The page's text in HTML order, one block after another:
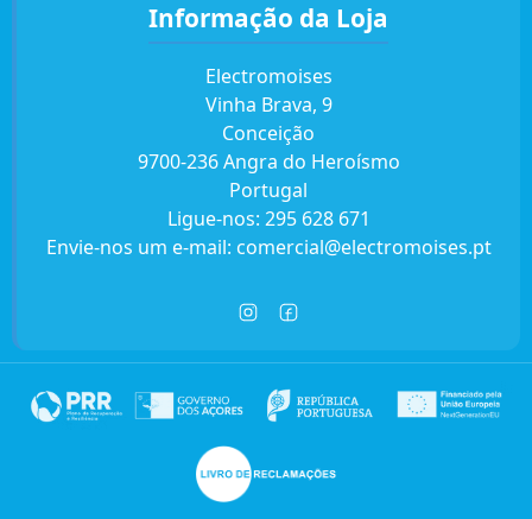
Informação da Loja
Electromoises
Vinha Brava, 9
Conceição
9700-236 Angra do Heroísmo
Portugal
Ligue-nos: 295 628 671
Envie-nos um e-mail: comercial@electromoises.pt